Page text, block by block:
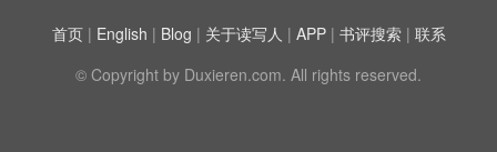
首页| English | Blog | 关于读写人 | APP| 书评搜索| 联系
© Copyright by Duxieren.com. All rights reserved.